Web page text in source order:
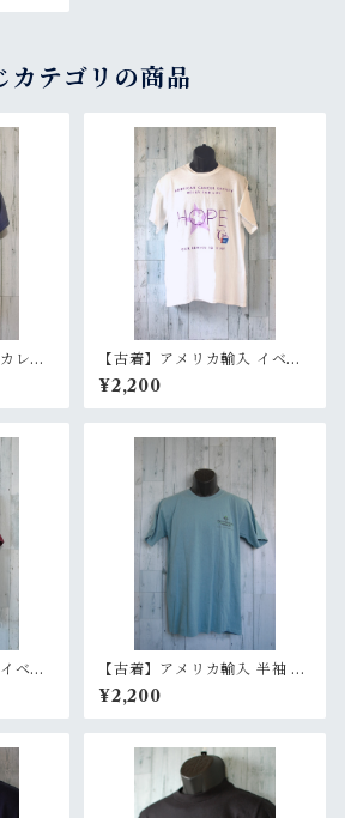
カテゴリの商品
レッ
ネ
【古着】アメリカ輸入 イベン
ト 半袖 Tシャツ プリント Rel
ay for life メンズ L ホワイト
RankC
¥2,200
リン
ーガ
【古着】アメリカ輸入 半袖 T
シャツ バックプリント メンズ
S ライトブルー（水色） Rank
B
¥2,200